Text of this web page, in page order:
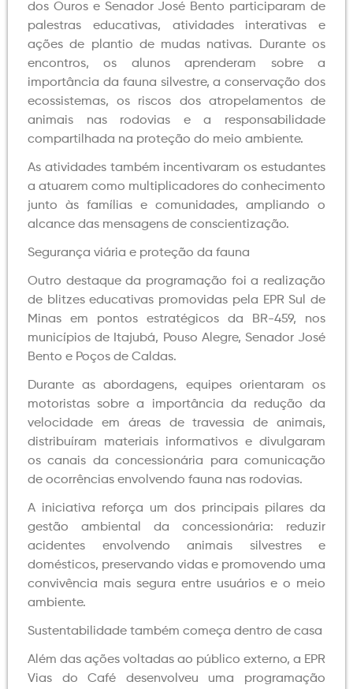
dos Ouros e Senador José Bento participaram de
palestras educativas, atividades interativas e
ações de plantio de mudas nativas. Durante os
encontros, os alunos aprenderam sobre a
importância da fauna silvestre, a conservação dos
ecossistemas, os riscos dos atropelamentos de
animais nas rodovias e a responsabilidade
compartilhada na proteção do meio ambiente.
As atividades também incentivaram os estudantes
a atuarem como multiplicadores do conhecimento
junto às famílias e comunidades, ampliando o
alcance das mensagens de conscientização.
Segurança viária e proteção da fauna
Outro destaque da programação foi a realização
de blitzes educativas promovidas pela EPR Sul de
Minas em pontos estratégicos da BR-459, nos
municípios de Itajubá, Pouso Alegre, Senador José
Bento e Poços de Caldas.
Durante as abordagens, equipes orientaram os
motoristas sobre a importância da redução da
velocidade em áreas de travessia de animais,
distribuíram materiais informativos e divulgaram
os canais da concessionária para comunicação
de ocorrências envolvendo fauna nas rodovias.
A iniciativa reforça um dos principais pilares da
gestão ambiental da concessionária: reduzir
acidentes envolvendo animais silvestres e
domésticos, preservando vidas e promovendo uma
convivência mais segura entre usuários e o meio
ambiente.
Sustentabilidade também começa dentro de casa
Além das ações voltadas ao público externo, a EPR
Vias do Café desenvolveu uma programação